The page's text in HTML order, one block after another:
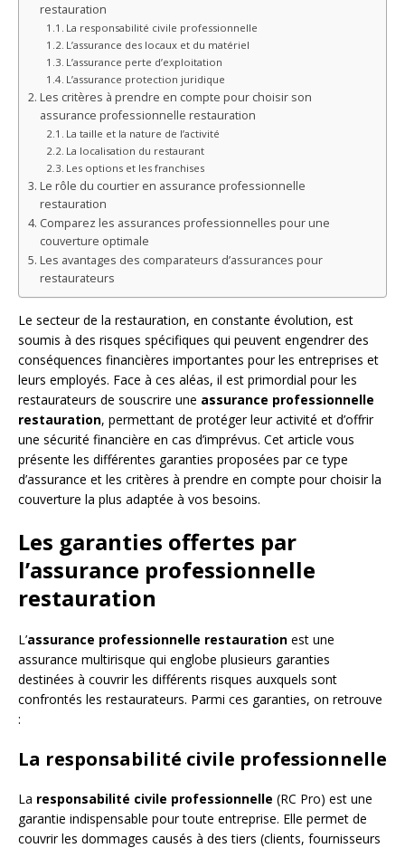
restauration
La responsabilité civile professionnelle
L’assurance des locaux et du matériel
L’assurance perte d’exploitation
L’assurance protection juridique
Les critères à prendre en compte pour choisir son
assurance professionnelle restauration
La taille et la nature de l’activité
La localisation du restaurant
Les options et les franchises
Le rôle du courtier en assurance professionnelle
restauration
Comparez les assurances professionnelles pour une
couverture optimale
Les avantages des comparateurs d’assurances pour
restaurateurs
Le secteur de la restauration, en constante évolution, est
soumis à des risques spécifiques qui peuvent engendrer des
conséquences financières importantes pour les entreprises et
leurs employés. Face à ces aléas, il est primordial pour les
restaurateurs de souscrire une assurance professionnelle
restauration, permettant de protéger leur activité et d’offrir
une sécurité financière en cas d’imprévus. Cet article vous
présente les différentes garanties proposées par ce type
d’assurance et les critères à prendre en compte pour choisir la
couverture la plus adaptée à vos besoins.
Les garanties offertes par
l’assurance professionnelle
restauration
L’assurance professionnelle restauration est une
assurance multirisque qui englobe plusieurs garanties
destinées à couvrir les différents risques auxquels sont
confrontés les restaurateurs. Parmi ces garanties, on retrouve
:
La responsabilité civile professionnelle
La responsabilité civile professionnelle (RC Pro) est une
garantie indispensable pour toute entreprise. Elle permet de
couvrir les dommages causés à des tiers (clients, fournisseurs